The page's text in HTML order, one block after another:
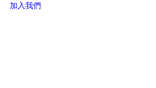
加入我們